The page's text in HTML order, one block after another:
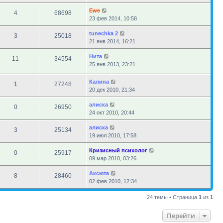
4 68698
Ewe
23 фев 2014, 10:58
3 25018
tunechka 2
21 янв 2014, 16:21
11 34554
Нита
25 янв 2013, 23:21
1 27248
Калина
20 дек 2010, 21:34
0 26950
алиска
24 окт 2010, 20:44
3 25134
алиска
19 июл 2010, 17:58
0 25917
Кризисный психолог
09 мар 2010, 03:26
8 28460
Аксюта
02 фев 2010, 12:34
24 темы • Страница 1 из 1
Перейти